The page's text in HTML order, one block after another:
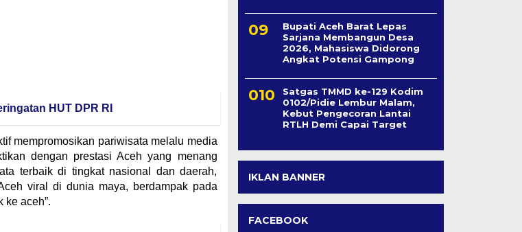
HUT DPR RI
mempromosikan pariwisata melalu media
dengan prestasi Aceh yang menang
terbaik di tingkat nasional dan daerah,
viral di dunia maya, berdampak pada
ke aceh”.
Bupati Aceh Barat Lepas
Sarjana Membangun Desa
2026, Mahasiswa Didorong
Angkat Potensi Gampong
Satgas TMMD ke-129 Kodim
0102/Pidie Lembur Malam,
Kebut Pengecoran Lantai
RTLH Demi Capai Target
IKLAN BANNER
FACEBOOK